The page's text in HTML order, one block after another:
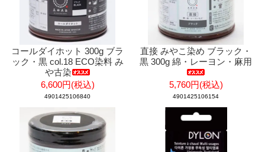
コールダイホット 300g ブラ
ック・黒 col.18 ECO染料 み
や古染
6,600円(税込)
4901425106840
直接 みやこ染め ブラック・
黒 300g 綿・レーヨン・麻用
5,760円(税込)
4901425106154